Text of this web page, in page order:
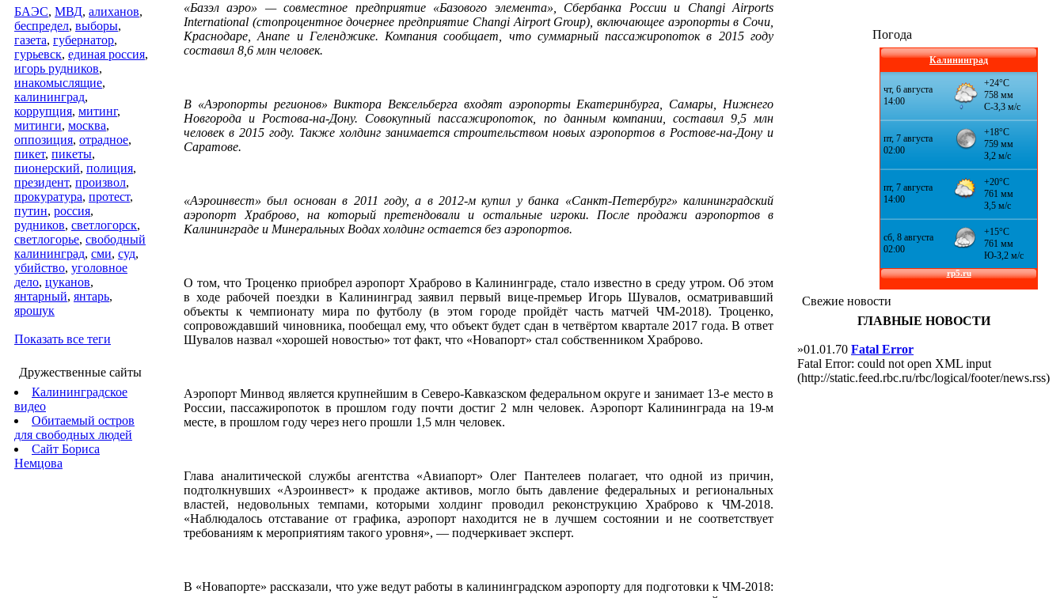
БАЭС, МВД, алиханов,
беспредел, выборы,
газета, губернатор,
гурьевск, единая россия,
игорь рудников,
инакомыслящие,
калининград,
коррупция, митинг,
митинги, москва,
оппозиция, отрадное,
пикет, пикеты,
пионерский, полиция,
президент, произвол,
прокуратура, протест,
путин, россия,
рудников, светлогорск,
светлогорье, свободный
калининград, сми, суд,
убийство, уголовное
дело, цуканов,
янтарный, янтарь,
ярошук
Показать все теги
Дружественные сайты
Калининградское
видео
Обитаемый остров
для свободных людей
Сайт Бориса
Немцова
«Базэл аэро» — совместное предприятие «Базового элемента», Сбербанка России и Changi Airports
International (стопроцентное дочернее предприятие Changi Airport Group), включающее аэропорты в Сочи,
Краснодаре, Анапе и Геленджике. Компания сообщает, что суммарный пассажиропоток в 2015 году
составил 8,6 млн человек.
В «Аэропорты регионов» Виктора Вексельберга входят аэропорты Екатеринбурга, Самары, Нижнего
Новгорода и Ростова-на-Дону. Совокупный пассажиропоток, по данным компании, составил 9,5 млн
человек в 2015 году. Также холдинг занимается строительством новых аэропортов в Ростове-на-Дону и
Саратове.
«Аэроинвест» был основан в 2011 году, а в 2012-м купил у банка «Санкт-Петербург» калининградский
аэропорт Храброво, на который претендовали и остальные игроки. После продажи аэропортов в
Калининграде и Минеральных Водах холдинг остается без аэропортов.
О том, что Троценко приобрел аэропорт Храброво в Калининграде, стало известно в среду утром. Об этом
в ходе рабочей поездки в Калининград заявил первый вице-премьер Игорь Шувалов, осматривавший
объекты к чемпионату мира по футболу (в этом городе пройдёт часть матчей ЧМ-2018). Троценко,
сопровождавший чиновника, пообещал ему, что объект будет сдан в четвёртом квартале 2017 года. В ответ
Шувалов назвал «хорошей новостью» тот факт, что «Новапорт» стал собственником Храброво.
Аэропорт Минвод является крупнейшим в Северо-Кавказском федеральном округе и занимает 13-е место в
России, пассажиропоток в прошлом году почти достиг 2 млн человек. Аэропорт Калининграда на 19-м
месте, в прошлом году через него прошли 1,5 млн человек.
Глава аналитической службы агентства «Авиапорт» Олег Пантелеев полагает, что одной из причин,
подтолкнувших «Аэроинвест» к продаже активов, могло быть давление федеральных и региональных
властей, недовольных темпами, которыми холдинг проводил реконструкцию Храброво к ЧМ-2018.
«Наблюдалось отставание от графика, аэропорт находится не в лучшем состоянии и не соответствует
требованиям к мероприятиям такого уровня», — подчеркивает эксперт.
В «Новапорте» рассказали, что уже ведут работы в калининградском аэропорту для подготовки к ЧМ-2018:
Погода
Калининград
Свежие новости
ГЛАВНЫЕ НОВОСТИ
»01.01.70 Fatal Error
Fatal Error: could not open XML input
(http://static.feed.rbc.ru/rbc/logical/footer/news.rss)